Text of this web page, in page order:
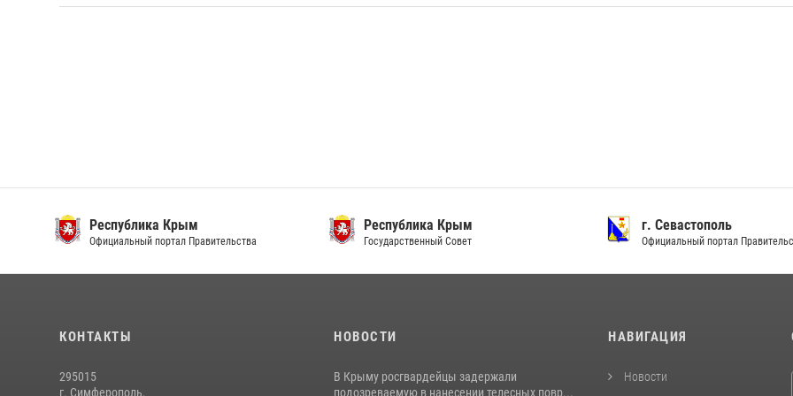
Республика Крым
Официальный портал Правительства
Республика Крым
Государственный Совет
г. Севастополь
Официальный портал
КОНТАКТЫ
295015
г. Симферополь,
НОВОСТИ
В Крыму росгвардейцы задержали
подозреваемую в нанесении телесных повр...
НАВИГАЦИЯ
Новости